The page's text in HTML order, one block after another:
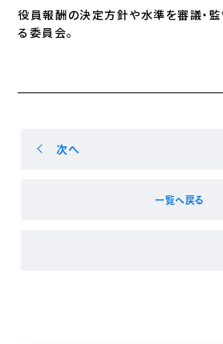
役員報酬の決定方針や水準を審議・
る委員会。
次へ
一覧へ戻る